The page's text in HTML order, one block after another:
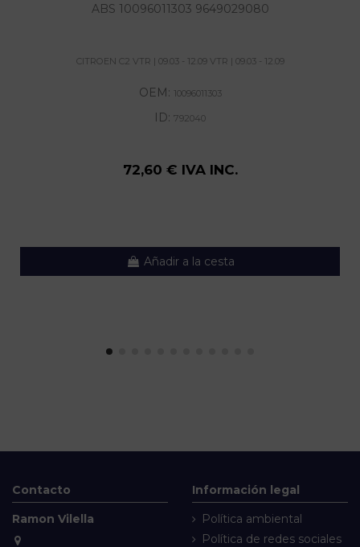
ABS 10096011303 9649029080
CITROEN C2 VTR | 09.03 - 12.09 VTR | 09.03 - 12.09
OEM: 10096011303
ID: 792040
72,60 € IVA INC.
Añadir a la cesta
Contacto
Ramon Vilella
Información legal
Política ambiental
Política de redes sociales